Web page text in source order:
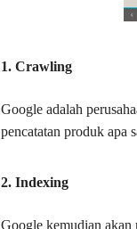
1. Crawling
Google adalah
pencatatan produk apa
2. Indexing
Google kemudian akan